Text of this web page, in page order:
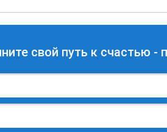
свой путь к счастью -